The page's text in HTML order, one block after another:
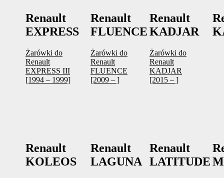
Renault
EXPRESS
Żarówki do
Renault
EXPRESS III
[1994 – 1999]
Renault
FLUENCE
Żarówki do
Renault
FLUENCE
[2009 – ]
Renault
KADJAR
Żarówki do
Renault
KADJAR
[2015 – ]
Renault
KOLEOS
Renault
LAGUNA
Renault
LATITUDE